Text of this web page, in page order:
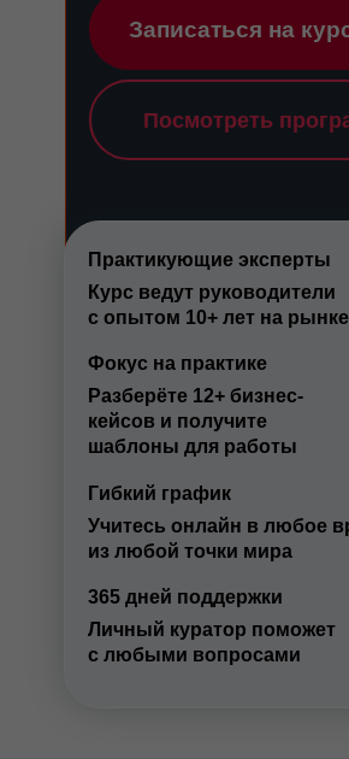
Посмотреть
Фокус на практике
Практикующие эксперты
Разберёте 12+ бизнес-
кейсов и получите
шаблоны для работы
Курс ведут руководители
с опытом 10+ лет на
365 дней поддержки
Гибкий график
Личный куратор поможет
с любыми вопросами
Учитесь онлайн в любое
из любой точки мира
Записаться на